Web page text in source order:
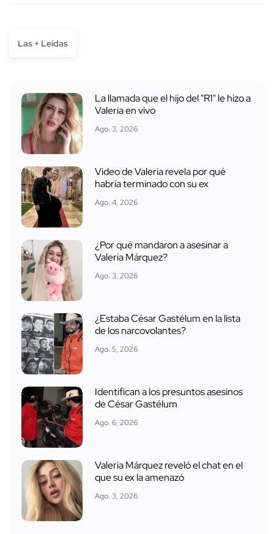
Las + Leídas
La llamada que el hijo del "R1" le hizo a
Valeria en vivo
Ago. 3, 2026
Video de Valeria revela por qué
habría terminado con su ex
Ago. 4, 2026
¿Por qué mandaron a asesinar a
Valeria Márquez?
Ago. 3, 2026
¿Estaba César Gastélum en la lista
de los narcovolantes?
Ago. 5, 2026
Identifican a los presuntos asesinos
de César Gastélum
Ago. 6, 2026
Valeria Márquez reveló el chat en el
que su ex la amenazó
Ago. 3, 2026